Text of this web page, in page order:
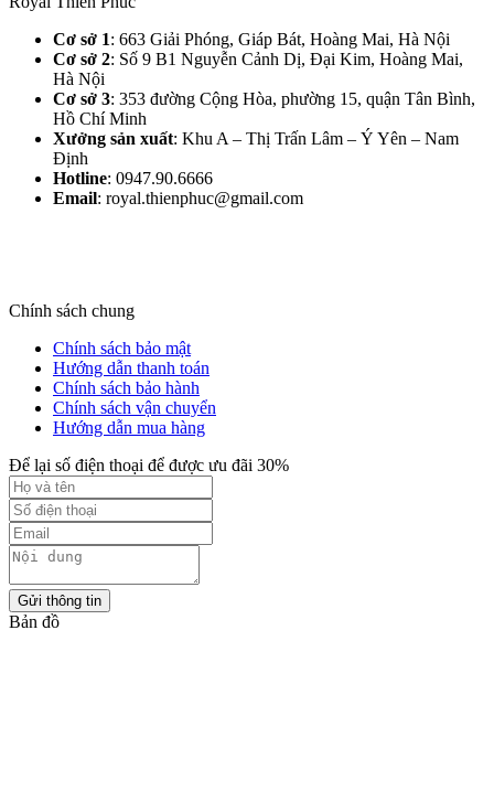
Cơ sở 1: 663 Giải Phóng, Giáp Bát, Hoàng Mai, Hà Nội​
Cơ sở 2: Số 9 B1 Nguyễn Cảnh Dị, Đại Kim, Hoàng Mai,
Hà Nội​
Cơ sở 3: 353 đường Cộng Hòa, phường 15, quận Tân Bình,
Hồ Chí Minh
Xưởng sản xuất: Khu A – Thị Trấn Lâm – Ý Yên – Nam
Định​
Hotline: 0947.90.6666
Email: royal.thienphuc@gmail.com
Chính sách chung
Chính sách bảo mật
Hướng dẫn thanh toán
Chính sách bảo hành
Chính sách vận chuyển
Hướng dẫn mua hàng
Để lại số điện thoại để được ưu đãi 30%
Gửi thông tin
Bản đồ